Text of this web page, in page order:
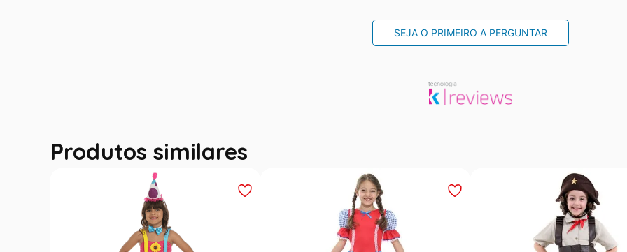
SEJA O PRIMEIRO A PERGUNTAR
Produtos similares